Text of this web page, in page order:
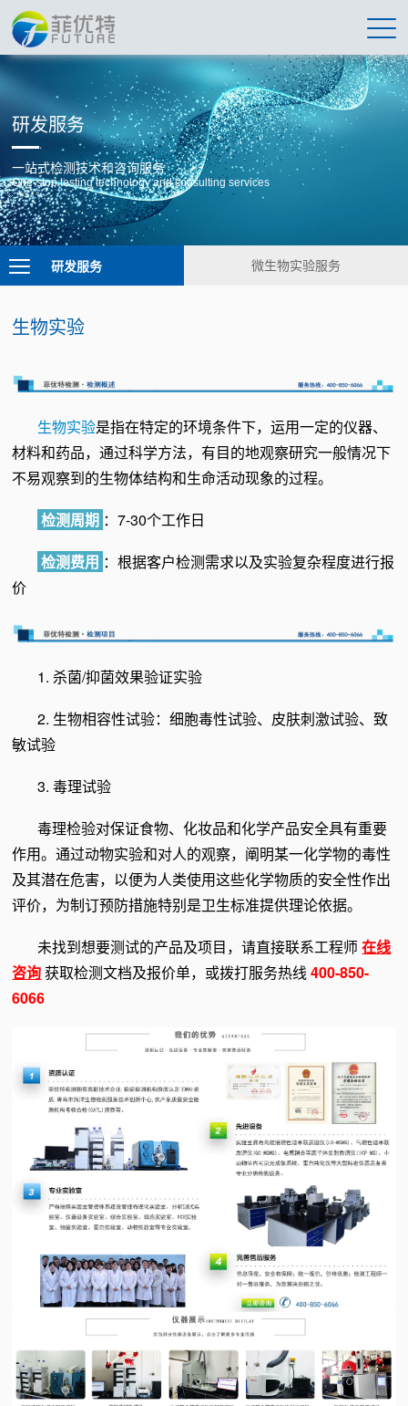
研发服务
一站式检测技术和咨询服务
One-stop testing technology and consulting services
研发服务 微生物实验服务
生物实验
生物实验是指在特定的环境条件下，运用一定的仪器、
材料和药品，通过科学方法，有目的地观察研究一般情况下
不易观察到的生物体结构和生命活动现象的过程。
检测周期 ：7-30个工作日
检测费用 ：根据客户检测需求以及实验复杂程度进行报
价
1. 杀菌/抑菌效果验证实验
2. 生物相容性试验：细胞毒性试验、皮肤刺激试验、致
敏试验
3. 毒理试验
毒理检验对保证食物、化妆品和化学产品安全具有重要
作用。通过动物实验和对人的观察，阐明某一化学物的毒性
及其潜在危害，以便为人类使用这些化学物质的安全性作出
评价，为制订预防措施特别是卫生标准提供理论依据。
未找到想要测试的产品及项目，请直接联系工程师在线
咨询获取检测文档及报价单，或拨打服务热线400-850-
6066